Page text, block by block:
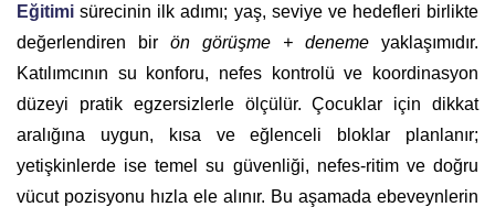
Eğitimi sürecinin ilk adımı; yaş, seviye ve hedefleri birlikte
değerlendiren bir ön görüşme + deneme yaklaşımıdır.
Katılımcının su konforu, nefes kontrolü ve koordinasyon
düzeyi pratik egzersizlerle ölçülür. Çocuklar için dikkat
aralığına uygun, kısa ve eğlenceli bloklar planlanır;
yetişkinlerde ise temel su güvenliği, nefes-ritim ve doğru
vücut pozisyonu hızla ele alınır. Bu aşamada ebeveynlerin